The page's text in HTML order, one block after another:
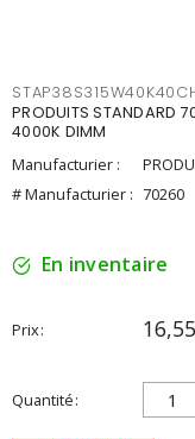
PRODUITS STANDARD
4000K DIMM
Manufacturier :
# Manufacturier : 70260
En inventaire
Prix
Quantité